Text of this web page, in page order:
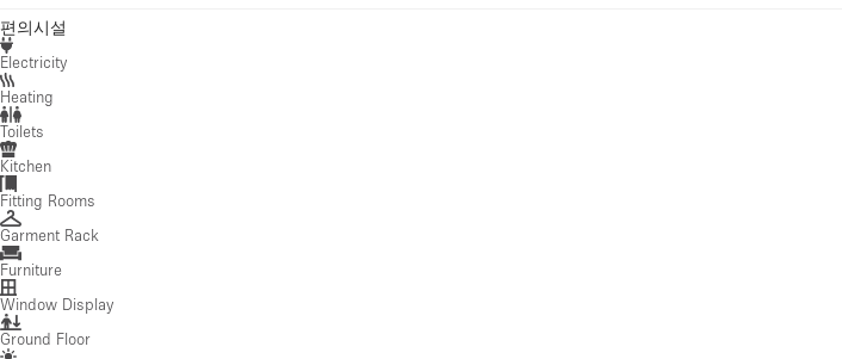
편의시설
Electricity
Heating
Toilets
Kitchen
Fitting Rooms
Garment Rack
Furniture
Window Display
Ground Floor